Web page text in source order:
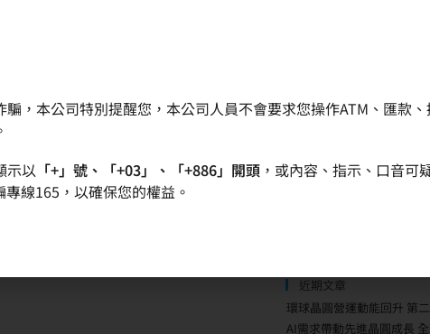
策
近期文章
環球晶圓營運動能回升 第
AI需求帶動先進晶圓成長
，本公司特別提醒您，本公司人員不會要求您操作ATM、匯款
示以 「+」號、「+03」、「+886」開頭 ，或內容、指示、口音可
線165，以確保您的權益。